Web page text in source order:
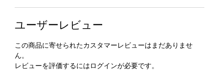
ユーザーレビュー
この商品に寄せられたカスタマーレビューはまだありませ
ん。
レビューを評価するには ログインが必要です。